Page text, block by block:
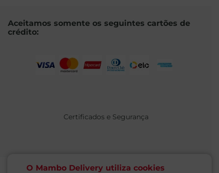
O Mambo Delivery utiliza cookies
Aceitamos somente os seguintes cartões de
crédito:
Certificados e Segurança